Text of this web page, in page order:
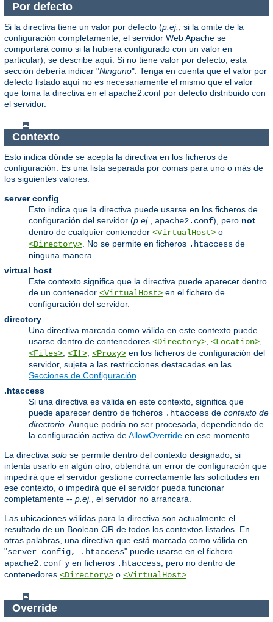
Por defecto
Si la directiva tiene un valor por defecto (p.ej.
, si la omite de la
configuración completamente, el servidor Web Apache se
comportará como si la hubiera configurado con un valor en
particular), se describe aquí. Si no tiene valor por defecto, esta
sección debería indicar "Ninguno". Tenga en cuenta que el valor por
defecto listado aquí no es necesariamente el mismo que el valor
que toma la directiva en el apache2.conf por defecto distribuido con
el servidor.
Contexto
Esto indica dónde se acepta la directiva en los ficheros de
configuración. Es una lista separada por comas para uno o más de
los siguientes valores:
server config
Esto indica que la directiva puede usarse en los ficheros de
configuración del servidor (p.ej. apache2.conf), pero not
dentro de cualquier contenedor <VirtualHost> o
<Directory> . No se permite en ficheros .htaccess de
ninguna manera.
virtual host
Este contexto significa que la directiva puede aparecer dentro
de un contenedor <VirtualHost> en el fichero de
configuración del servidor.
directory
Una directiva marcada como válida en este contexto puede
usarse dentro de contenedores <Directory> <Location>
<Files> <If> <Proxy> en los ficheros de configuración del
servidor, sujeta a las restricciones destacadas en las
Secciones de Configuración
.htaccess
Si una directiva es válida en este contexto, significa que
puede aparecer dentro de ficheros .htaccess de contexto de
directorio . Aunque podría no ser procesada, dependiendo de
la configuración activa deAllowOverride en ese momento.
La directiva solo se permite dentro del contexto designado; si
intenta usarlo en algún otro, obtendrá un error de configuración que
impedirá que el servidor gestione correctamente las solicitudes en
ese contexto, o impedirá que el servidor pueda funcionar
completamente -- p.ej.
, el servidor no arrancará.
Las ubicaciones válidas para la directiva son actualmente el
resultado de un Boolean OR de todos los contextos listados. En
otras palabras, una directiva que está marcada como válida en
"server config, .htaccess" puede usarse en el fichero
apache2.conf y en ficheros .htaccess , pero no dentro de
contenedores <Directory> o <VirtualHost>
Override